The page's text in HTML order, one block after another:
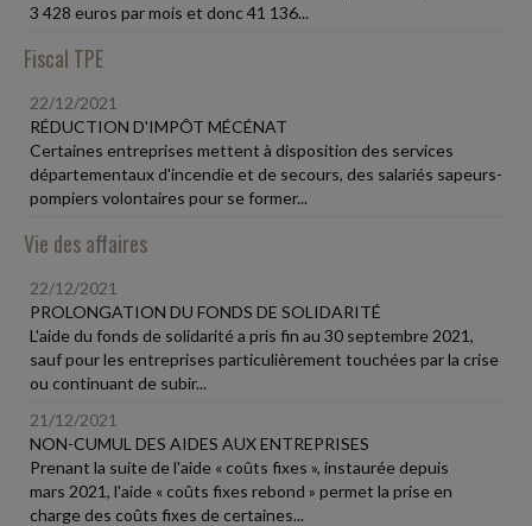
3 428 euros par mois et donc 41 136...
Fiscal TPE
22/12/2021
RÉDUCTION D'IMPÔT MÉCÉNAT
Certaines entreprises mettent à disposition des services
départementaux d'incendie et de secours, des salariés sapeurs-
pompiers volontaires pour se former...
Vie des affaires
22/12/2021
PROLONGATION DU FONDS DE SOLIDARITÉ
L'aide du fonds de solidarité a pris fin au 30 septembre 2021,
sauf pour les entreprises particulièrement touchées par la crise
ou continuant de subir...
21/12/2021
NON-CUMUL DES AIDES AUX ENTREPRISES
Prenant la suite de l'aide « coûts fixes », instaurée depuis
mars 2021, l'aide « coûts fixes rebond » permet la prise en
charge des coûts fixes de certaines...